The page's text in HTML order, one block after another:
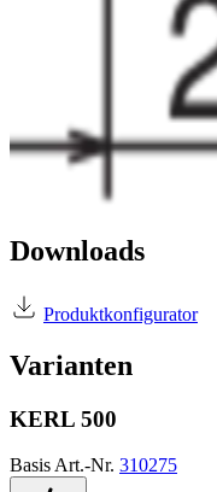
Downloads
Produktkonfigurator
Varianten
KERL 500
Basis Art.-Nr. 310275